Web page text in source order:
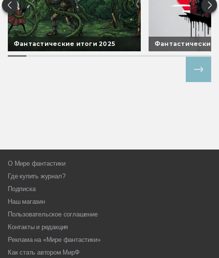
Фантастические итоги 2025 Фантастические
О Мире фантастики
Где купить журнал?
Подписка
Наш магазин
Пользовательское соглашение
Контакты и редакция
Реклама на «Мире фантастики»
Как стать автором МирФ